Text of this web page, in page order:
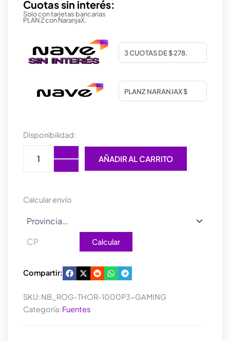
Cuotas sin interés:
Solo con tarjetas bancarias
PLAN Z con NaranjaX.
Disponibilidad:
FUENTE
ROG
THOR
ATX
3.1
5.1
PLUS
AÑADIR AL CARRITO
Calcular envío
Calcular
Compartir:
SKU: NB_ROG-THOR-1000P3-GAMING
Categoría: Fuentes